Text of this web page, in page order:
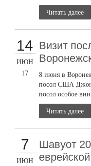
Читать далее
14
ИЮН
17
Визит
8 июня в
посол США Джон
посол особое
Читать далее
7
ИЮН
Шавуот